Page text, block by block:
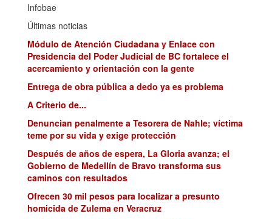
Infobae
Últimas noticias
Módulo de Atención Ciudadana y Enlace con
Presidencia del Poder Judicial de BC fortalece el
acercamiento y orientación con la gente
Entrega de obra pública a dedo ya es problema
A Criterio de...
Denuncian penalmente a Tesorera de Nahle; víctima
teme por su vida y exige protección
Después de años de espera, La Gloria avanza; el
Gobierno de Medellín de Bravo transforma sus
caminos con resultados
Ofrecen 30 mil pesos para localizar a presunto
homicida de Zulema en Veracruz